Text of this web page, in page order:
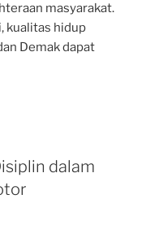
masyarakat.
kualitas hidup
Demak dapat
dalam